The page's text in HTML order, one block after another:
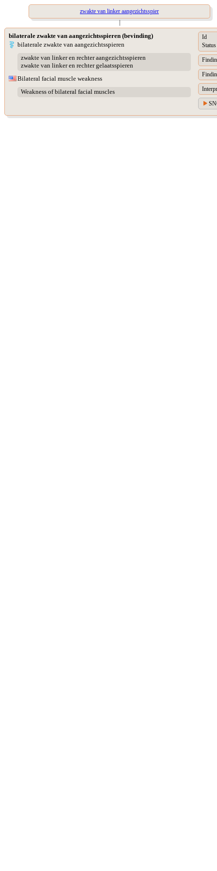
zwakte van linker aangezichtsspier
|
bilaterale zwakte van aangezichtsspieren (bevinding)
bilaterale zwakte van aangezichtsspieren
zwakte van linker en rechter aangezichtsspieren
zwakte van linker en rechter gelaatsspieren
Bilateral facial muscle weakness
Weakness of bilateral facial muscles
Id
Status